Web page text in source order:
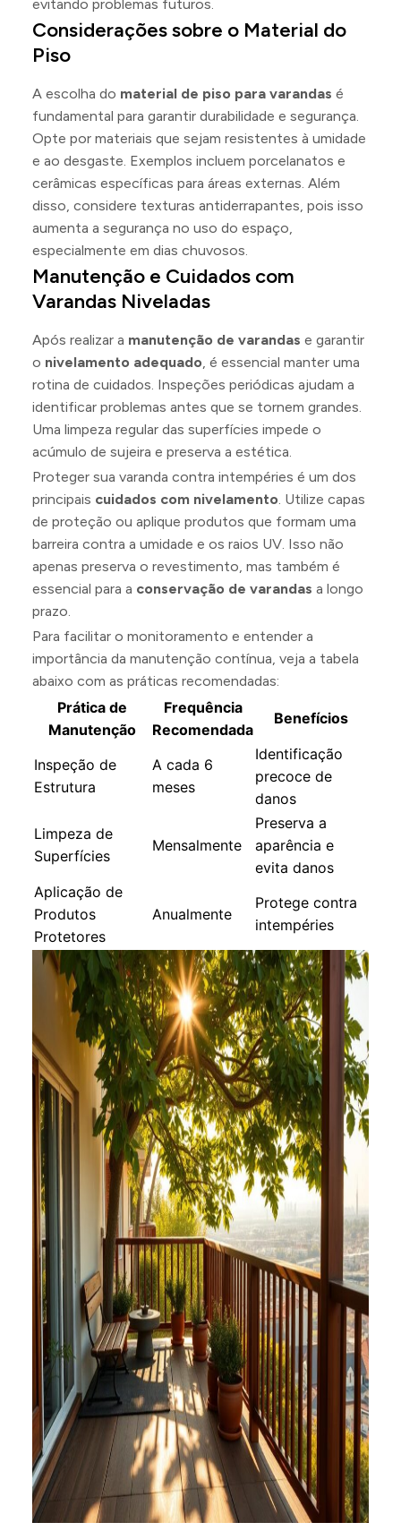
evitando problemas futuros.
Considerações sobre o Material do
Piso
A escolha do material de piso para varandas é
fundamental para garantir durabilidade e segurança.
Opte por materiais que sejam resistentes à umidade
e ao desgaste. Exemplos incluem porcelanatos e
cerâmicas específicas para áreas externas. Além
disso, considere texturas antiderrapantes, pois isso
aumenta a segurança no uso do espaço,
especialmente em dias chuvosos.
Manutenção e Cuidados com
Varandas Niveladas
Após realizar a manutenção de varandas e garantir
o nivelamento adequado, é essencial manter uma
rotina de cuidados. Inspeções periódicas ajudam a
identificar problemas antes que se tornem grandes.
Uma limpeza regular das superfícies impede o
acúmulo de sujeira e preserva a estética.
Proteger sua varanda contra intempéries é um dos
principais cuidados com nivelamento. Utilize capas
de proteção ou aplique produtos que formam uma
barreira contra a umidade e os raios UV. Isso não
apenas preserva o revestimento, mas também é
essencial para a conservação de varandas a longo
prazo.
Para facilitar o monitoramento e entender a
importância da manutenção contínua, veja a tabela
abaixo com as práticas recomendadas:
Prática de
Manutenção
Frequência
Recomendada
Benefícios
Inspeção de
Estrutura
A cada 6
meses
Identificação
precoce de
danos
Limpeza de
Superfícies
Mensalmente
Preserva a
aparência e
evita danos
Aplicação de
Produtos
Protetores
Anualmente
Protege contra
intempéries